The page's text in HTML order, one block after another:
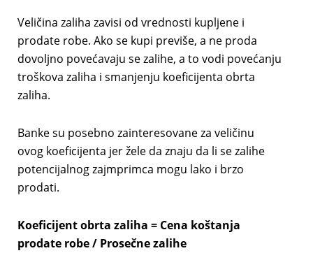
Veličina zaliha zavisi od vrednosti kupljene i
prodate robe. Ako se kupi previše, a ne proda
dovoljno povećavaju se zalihe, a to vodi povećanju
troškova zaliha i smanjenju koeficijenta obrta
zaliha.
Banke su posebno zainteresovane za veličinu
ovog koeficijenta jer žele da znaju da li se zalihe
potencijalnog zajmprimca mogu lako i brzo
prodati.
Koeficijent obrta zaliha = Cena koštanja
prodate robe / Prosečne zalihe